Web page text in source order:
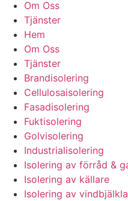
Om Oss
Tjänster
Hem
Om Oss
Tjänster
Brandisolering
Cellulosaisolering
Fasadisolering
Fuktisolering
Golvisolering
Industrialisolering
Isolering av förråd &
Isolering av källare
Isolering av